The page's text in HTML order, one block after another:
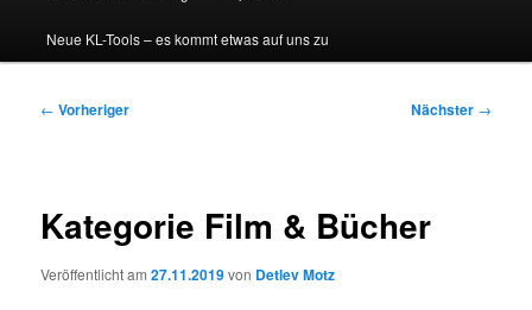
Neue KL-Tools – es kommt etwas auf uns zu
Beitragsnavigation
← Vorheriger Nächster →
Kategorie Film & Bücher
Veröffentlicht am27.11.2019von Detlev Motz